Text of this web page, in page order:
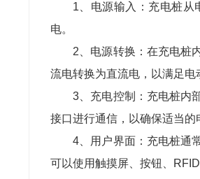
1、 电源输入：充电桩从
电。
2、 电源转换：在充电桩
流电转换为直流电，以满足电
3、 充电控制：充电桩内
接口进行通信，以确保适当的
4、
用户界面：充电桩通
可以使用触摸屏、按钮、
RFID